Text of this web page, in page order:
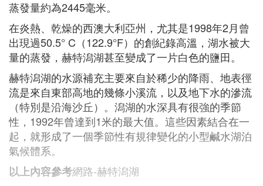
蒸發量約為2445毫米。
在炎熱、乾燥的西澳大利亞州，尤其是1998年2月曾
出現過50.5° C（122.9°F）的創紀錄高溫，湖水被大
量的蒸發，赫特潟湖甚至變成了一片白色的鹽田。
赫特潟湖的水源補充主要來自於稀少的降雨、地表徑
流是來自東部高地的幾條小溪流，以及地下水的滲流
（特別是沿海沙丘）。潟湖的水深具有很強的季節
性，1992年曾達到1米的最大值。這些因素結合在一
起，就形成了一個季節性有規律變化的小型鹹水湖泊
氣候體系。
以上內容參考網路-赫特潟湖